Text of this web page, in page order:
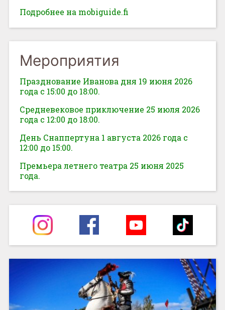
Подробнее на mobiguide.fi
Мероприятия
Празднование Иванова дня 19 июня 2026
года с 15:00 до 18:00.
Средневековое приключение 25 июля 2026
года с 12:00 до 18:00.
День Снаппертуна 1 августа 2026 года с
12:00 до 15:00.
Премьера летнего театра 25 июня 2025
года.